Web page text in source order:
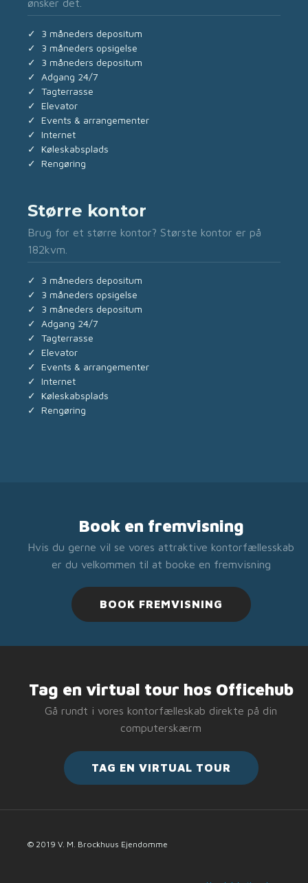
ønsker det.
✓ 3 måneders depositum
✓ 3 måneders opsigelse
✓ 3 måneders depositum
✓ Adgang 24/7
✓ Tagterrasse
✓ Elevator
✓ Events & arrangementer
✓ Internet
✓ Køleskabsplads
✓ Rengøring
Større kontor
Brug for et større kontor? Største kontor er på
182kvm.
✓ 3 måneders depositum
✓ 3 måneders opsigelse
✓ 3 måneders depositum
✓ Adgang 24/7
✓ Tagterrasse
✓ Elevator
✓ Events & arrangementer
✓ Internet
✓ Køleskabsplads
✓ Rengøring
Book en fremvisning
Hvis du gerne vil se vores attraktive kontorfællesskab
er du velkommen til at booke en fremvisning
BOOK FREMVISNING
Tag en virtual tour hos Officehub
Gå rundt i vores kontorfælleskab direkte på din
computerskærm
TAG EN VIRTUAL TOUR
© 2019 V. M. Brockhuus Ejendomme